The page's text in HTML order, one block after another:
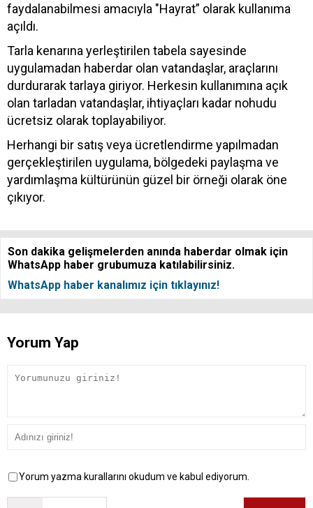
faydalanabilmesi amacıyla "Hayrat” olarak kullanıma
açıldı.
Tarla kenarına yerleştirilen tabela sayesinde
uygulamadan haberdar olan vatandaşlar, araçlarını
durdurarak tarlaya giriyor. Herkesin kullanımına açık
olan tarladan vatandaşlar, ihtiyaçları kadar nohudu
ücretsiz olarak toplayabiliyor.
Herhangi bir satış veya ücretlendirme yapılmadan
gerçekleştirilen uygulama, bölgedeki paylaşma ve
yardımlaşma kültürünün güzel bir örneği olarak öne
çıkıyor.
Son dakika gelişmelerden anında haberdar olmak için
WhatsApp haber grubumuza katılabilirsiniz.
WhatsApp haber kanalımız için tıklayınız!
Yorum Yap
Yorum yazma kurallarını okudum ve kabul ediyorum.